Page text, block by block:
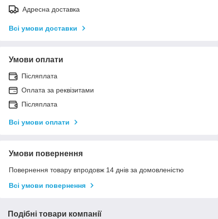
Адресна доставка
Всі умови доставки
Умови оплати
Післяплата
Оплата за реквізитами
Післяплата
Всі умови оплати
Умови повернення
Повернення товару впродовж 14 днів за домовленістю
Всі умови повернення
Подібні товари компанії